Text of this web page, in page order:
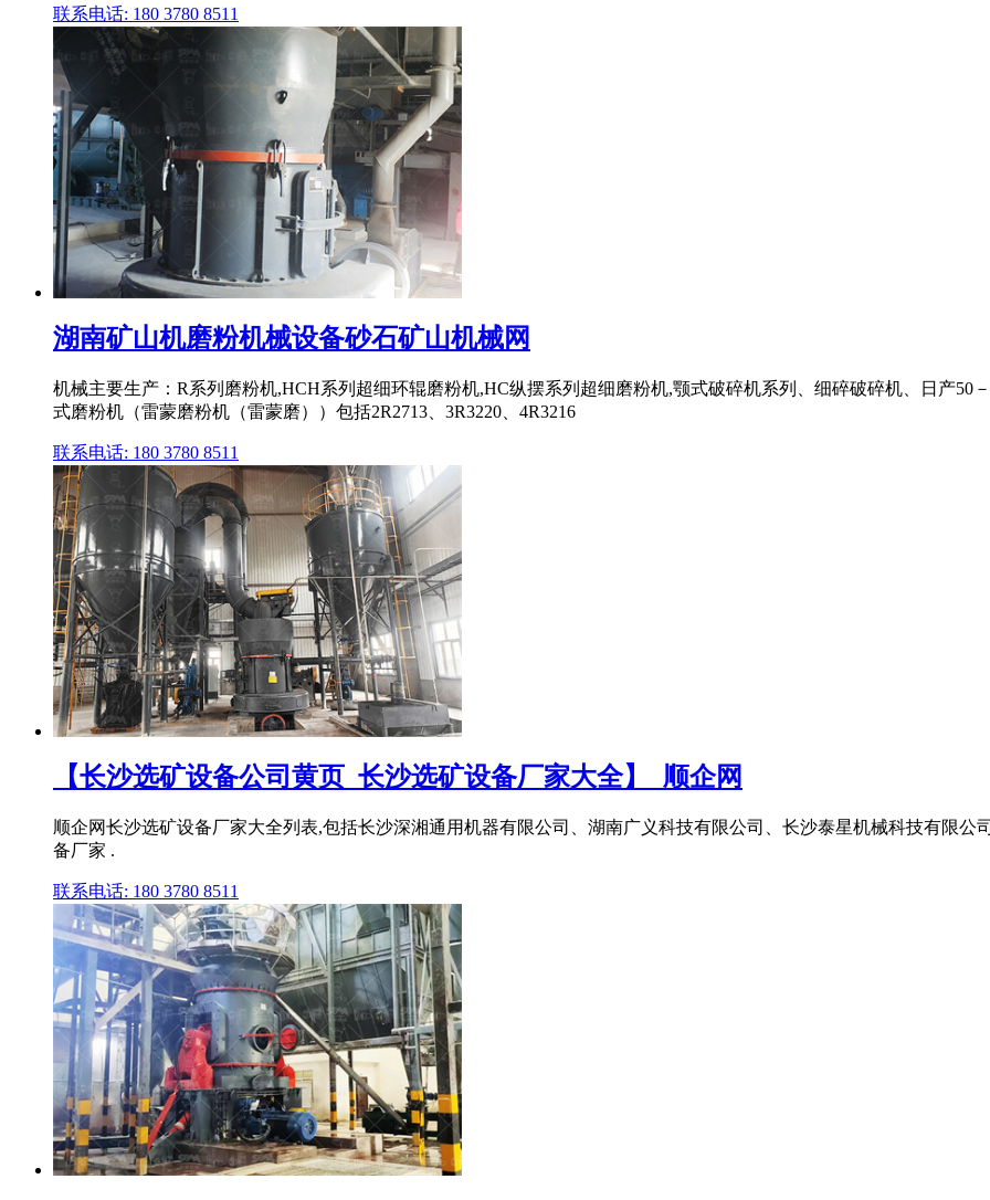
联系电话: 180 3780 8511
湖南矿山机磨粉机械设备砂石矿山机械网
机械主要生产：R系列磨粉机,HCH系列超细环辊磨粉机,HC纵摆系列超细磨粉机,颚式破碎机系列、细碎破碎机、日产50
式磨粉机（雷蒙磨粉机（雷蒙磨））包括2R2713、3R3220、4R3216
联系电话: 180 3780 8511
【长沙选矿设备公司黄页_长沙选矿设备厂家大全】_顺企网
顺企网长沙选矿设备厂家大全列表,包括长沙深湘通用机器有限公司、湖南广义科技有限公司、长沙泰星机械科技有限
备厂家 .
联系电话: 180 3780 8511